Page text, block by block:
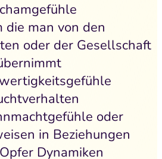
die man von den
oder der Gesellschaft
oder
in Beziehungen
Dynamiken